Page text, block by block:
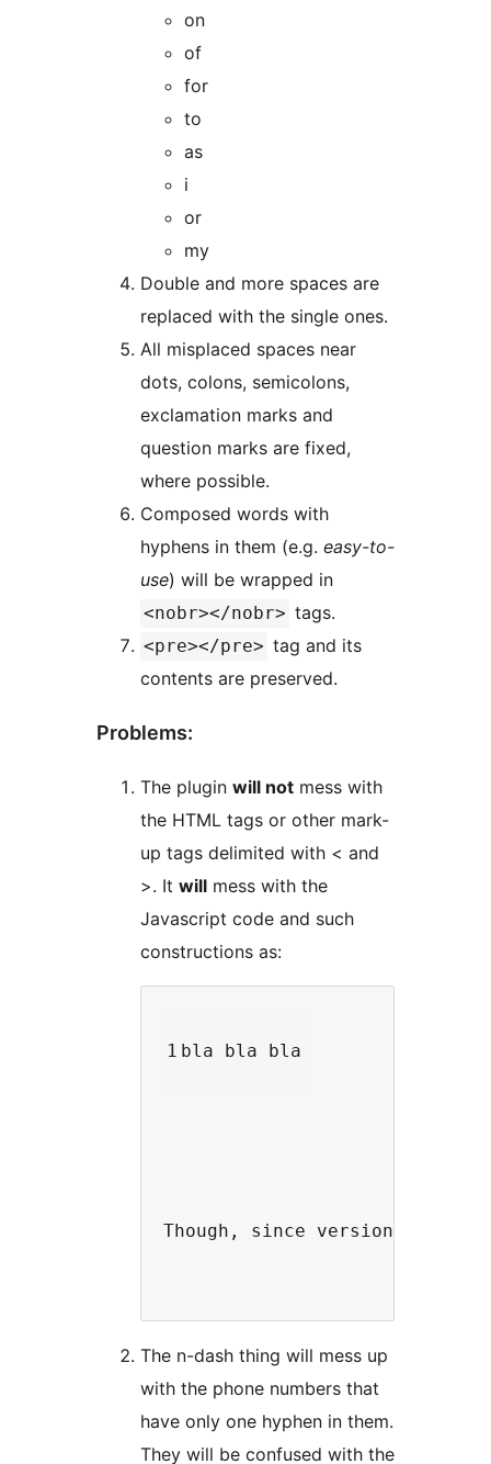
on
of
for
to
as
i
or
my
Double and more spaces are
replaced with the single ones.
All misplaced spaces near
dots, colons, semicolons,
exclamation marks and
question marks are fixed,
where possible.
Composed words with
hyphens in them (e.g. easy-to-
use) will be wrapped in
<nobr></nobr> tags.
<pre></pre> tag and its
contents are preserved.
Problems:
The plugin will not mess with
the HTML tags or other mark-
up tags delimited with < and
>. It will mess with the
Javascript code and such
constructions as:
1 bla bla bla
Though, since version 6, the
The n-dash thing will mess up
with the phone numbers that
have only one hyphen in them.
They will be confused with the